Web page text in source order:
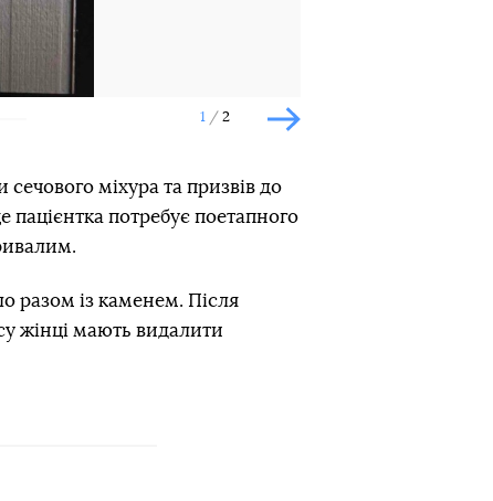
1 2
Наступний слайд
міхура та призвів до
пацієнтка потребує поетапного
разом із каменем. Після
жінці мають видалити